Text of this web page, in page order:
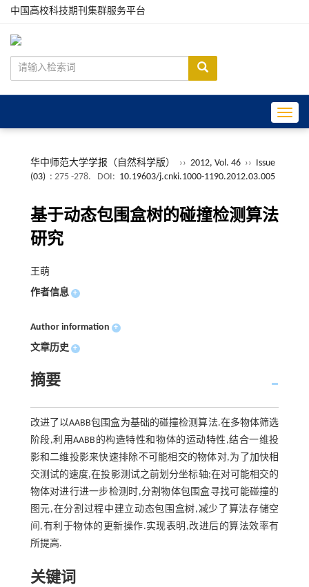
中国高校科技期刊集群服务平台
华中师范大学学报（自然科学版） ›› 2012, Vol. 46 ›› Issue
(03) : 275 -278. DOI: 10.19603/j.cnki.1000-1190.2012.03.005
基于动态包围盒树的碰撞检测算法
研究
王萌
作者信息 +
Author information +
文章历史 +
摘要
改进了以AABB包围盒为基础的碰撞检测算法.在多物体筛选
阶段,利用AABB的构造特性和物体的运动特性,结合一维投
影和二维投影来快速排除不可能相交的物体对,为了加快相
交测试的速度,在投影测试之前划分坐标轴;在对可能相交的
物体对进行进一步检测时,分割物体包围盒寻找可能碰撞的
图元,在分割过程中建立动态包围盒树,减少了算法存储空
间,有利于物体的更新操作.实现表明,改进后的算法效率有
所提高.
关键词